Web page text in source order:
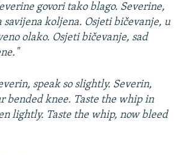
govori tako blago. Severine,
savijena koljena. Osjeti bičevanje, u
olako. Osjeti bičevanje, sad
speak so slightly. Severin,
bended knee. Taste the whip in
lightly. Taste the whip, now bleed